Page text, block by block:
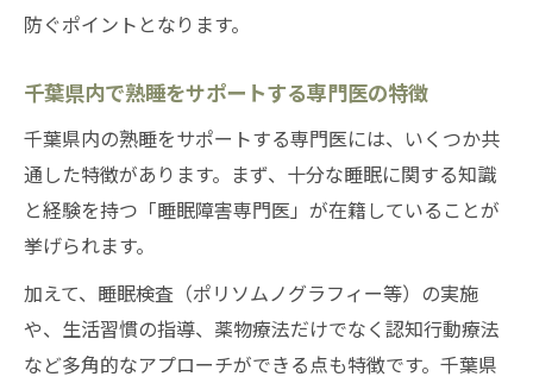
防ぐポイントとなります。
千葉県内で熟睡をサポートする専門医の特徴
千葉県内の熟睡をサポートする専門医には、いくつか共
通した特徴があります。まず、十分な睡眠に関する知識
と経験を持つ「睡眠障害専門医」が在籍していることが
挙げられます。
加えて、睡眠検査（ポリソムノグラフィー等）の実施
や、生活習慣の指導、薬物療法だけでなく認知行動療法
など多角的なアプローチができる点も特徴です。千葉県